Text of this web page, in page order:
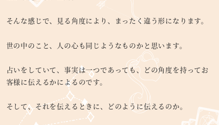
そんな感じで、見る角度により、まったく違う形になります。
世の中のこと、人の心も同じようなものかと思います。
占いをしていて、事実は一つであっても、どの角度を持ってお
客様に伝えるかによるのです。
そして、それを伝えるときに、どのように伝えるのか。